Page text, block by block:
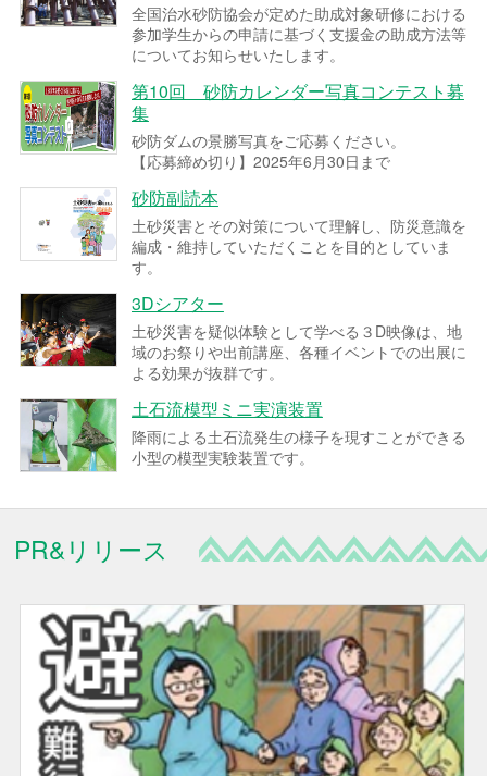
全国治水砂防協会が定めた助成対象研修における
参加学生からの申請に基づく支援金の助成方法等
についてお知らせいたします。
第10回 砂防カレンダー写真コンテスト募
集
砂防ダムの景勝写真をご応募ください。
【応募締め切り】2025年6月30日まで
砂防副読本
土砂災害とその対策について理解し、防災意識を
編成・維持していただくことを目的としていま
す。
3Dシアター
土砂災害を疑似体験として学べる３D映像は、地
域のお祭りや出前講座、各種イベントでの出展に
よる効果が抜群です。
土石流模型ミニ実演装置
降雨による土石流発生の様子を現すことができる
小型の模型実験装置です。
PR&リリース